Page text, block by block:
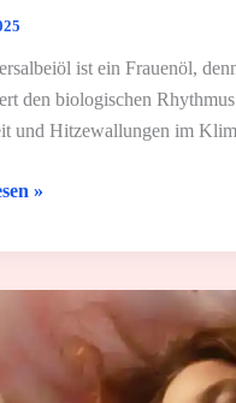
ist ein Frauenöl,
den biologischen
und Hitzewallungen im
»